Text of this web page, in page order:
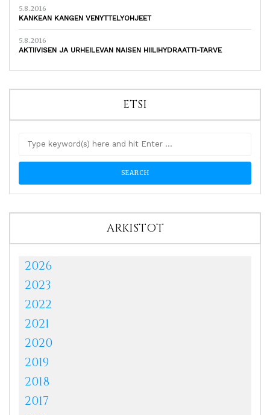
5.8.2016
KANKEAN KANGEN VENYTTELYOHJEET
5.8.2016
AKTIIVISEN JA URHEILEVAN NAISEN HIILIHYDRAATTI-TARVE
ETSI
ARKISTOT
2026
2023
2022
2021
2020
2019
2018
2017